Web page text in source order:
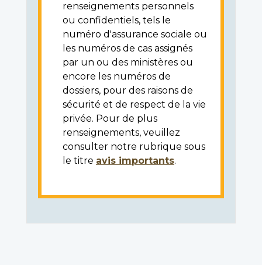
renseignements personnels
ou confidentiels, tels le
numéro d'assurance sociale ou
les numéros de cas assignés
par un ou des ministères ou
encore les numéros de
dossiers, pour des raisons de
sécurité et de respect de la vie
privée. Pour de plus
renseignements, veuillez
consulter notre rubrique sous
le titre avis importants.